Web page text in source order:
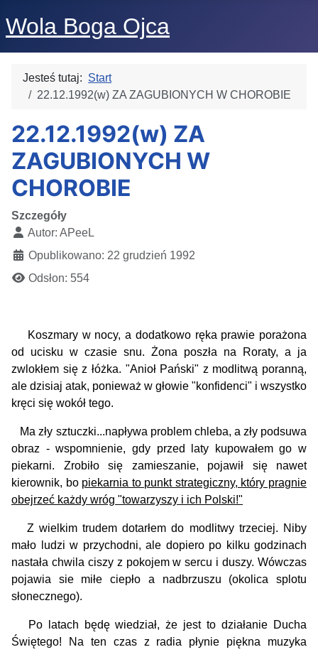
Wola Boga Ojca
Jesteś tutaj: Start
22.12.1992(w) ZA ZAGUBIONYCH W CHOROBIE
22.12.1992(w) ZA
ZAGUBIONYCH W
CHOROBIE
Szczegóły
Autor: APeeL
Opublikowano: 22 grudzień 1992
Odsłon: 554
Koszmary w nocy, a dodatkowo ręka prawie porażona
od ucisku w czasie snu. Żona po­szła na Roraty, a ja
zwlokłem się z łóżka. "Anioł Pański" z modlitwą poranną,
ale dzisiaj atak, ponieważ w głowie "konfidenci" i wszystko
kręci się wokół tego.
Ma zły sztuczki...napływa problem chleba, a zły podsuwa
obraz - wspomnienie, gdy przed laty kupowałem go w
piekarni. Zrobiło się zamieszanie, pojawił się nawet
kierownik, bo piekarnia to punkt strategiczny, który pragnie
obejrzeć każdy wróg "towarzyszy i ich Polski!"
Z wielkim trudem dotarłem do modlitwy trzeciej. Niby
mało ludzi w przychodni, ale dopiero po kilku godzinach
nastała chwila ciszy z pokojem w sercu i duszy. Wówczas
pojawia sie miłe ciepło a nadbrzuszu (okolica splotu
słonecznego).
Po latach będę wiedział, że jest to działanie Ducha
Świętego! Na ten czas z radia płynie piękna muzyka